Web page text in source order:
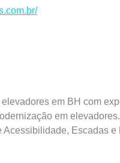
em BH com
em
Escadas e